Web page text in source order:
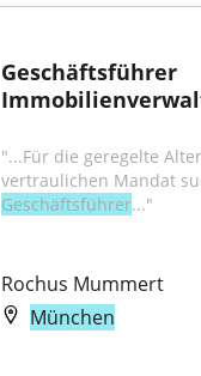
Geschäftsführer
"...Für die geregelte
Geschäftsführer..."
Rochus Mummert
München